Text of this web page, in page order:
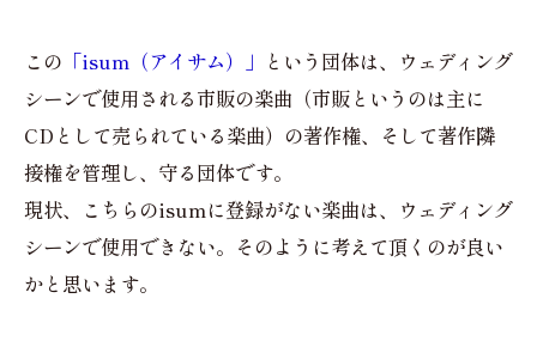
この 「isum（アイサム）」 という団体は、ウェディング
シーンで使用される市販の楽曲（市販というのは主に
CDとして売られている楽曲）の著作権、そして著作隣
接権を管理し、守る団体です。
現状、こちらのisumに登録がない楽曲は、ウェディング
シーンで使用できない。そのように考えて頂くのが良い
かと思います。